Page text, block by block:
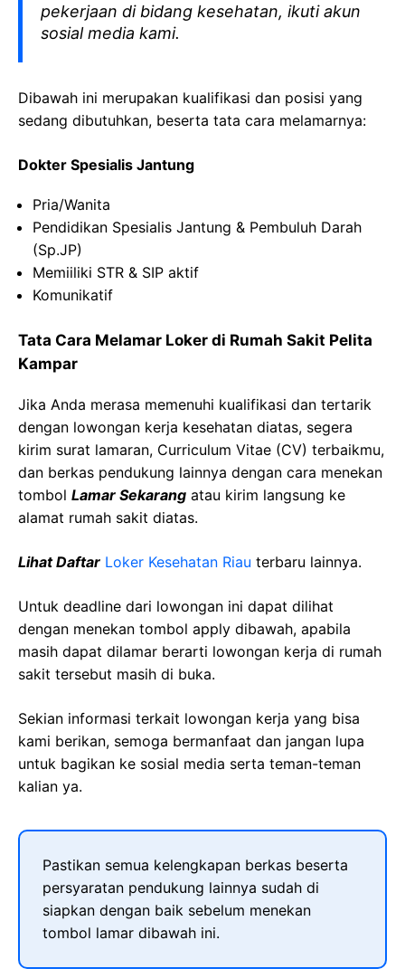
pekerjaan di bidang kesehatan, ikuti akun
sosial media kami.
Dibawah ini merupakan kualifikasi dan posisi yang
sedang dibutuhkan, beserta tata cara melamarnya:
Dokter Spesialis Jantung
Pria/Wanita
Pendidikan Spesialis Jantung & Pembuluh Darah
(Sp.JP)
Memiiliki STR & SIP aktif
Komunikatif
Tata Cara Melamar Loker di Rumah Sakit Pelita
Kampar
Jika Anda merasa memenuhi kualifikasi dan tertarik
dengan lowongan kerja kesehatan diatas, segera
kirim surat lamaran, Curriculum Vitae (CV) terbaikmu,
dan berkas pendukung lainnya dengan cara menekan
tombol Lamar Sekarang atau kirim langsung ke
alamat rumah sakit diatas.
Lihat Daftar Loker Kesehatan Riau terbaru lainnya.
Untuk deadline dari lowongan ini dapat dilihat
dengan menekan tombol apply dibawah, apabila
masih dapat dilamar berarti lowongan kerja di rumah
sakit tersebut masih di buka.
Sekian informasi terkait lowongan kerja yang bisa
kami berikan, semoga bermanfaat dan jangan lupa
untuk bagikan ke sosial media serta teman-teman
kalian ya.
Pastikan semua kelengkapan berkas beserta
persyaratan pendukung lainnya sudah di
siapkan dengan baik sebelum menekan
tombol lamar dibawah ini.